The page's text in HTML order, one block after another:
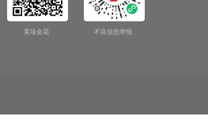
美垛金花 不良信息举报